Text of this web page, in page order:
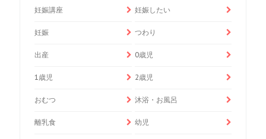
妊娠講座 妊娠したい
妊娠 つわり
出産 0歳児
1歳児 2歳児
おむつ 沐浴・お風呂
離乳食 幼児